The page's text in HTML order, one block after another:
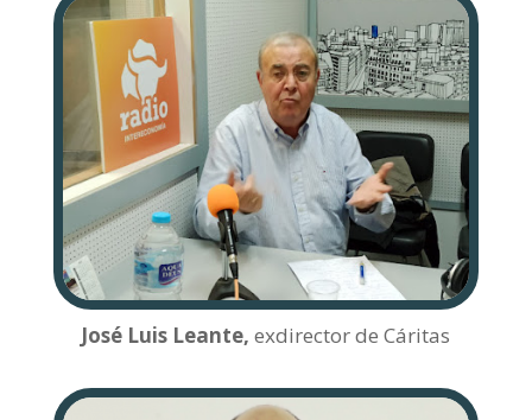
José Luis Leante, exdirector de Cáritas